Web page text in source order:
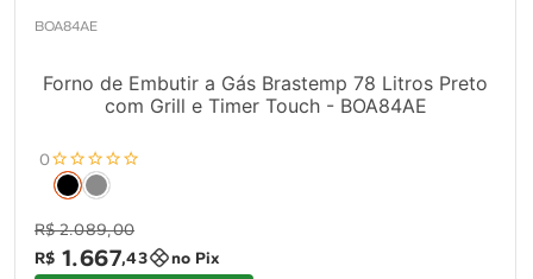
BOA84AE
Forno de Embutir a Gás Brastemp 78 Litros Preto
com Grill e Timer Touch - BOA84AE
0
R$ 2.089,00
R$ 1.667,43 no Pix